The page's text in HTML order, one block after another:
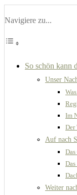
Navigiere zu...
So schön kann
Unser
Im
Der
Auf nach
Weiter